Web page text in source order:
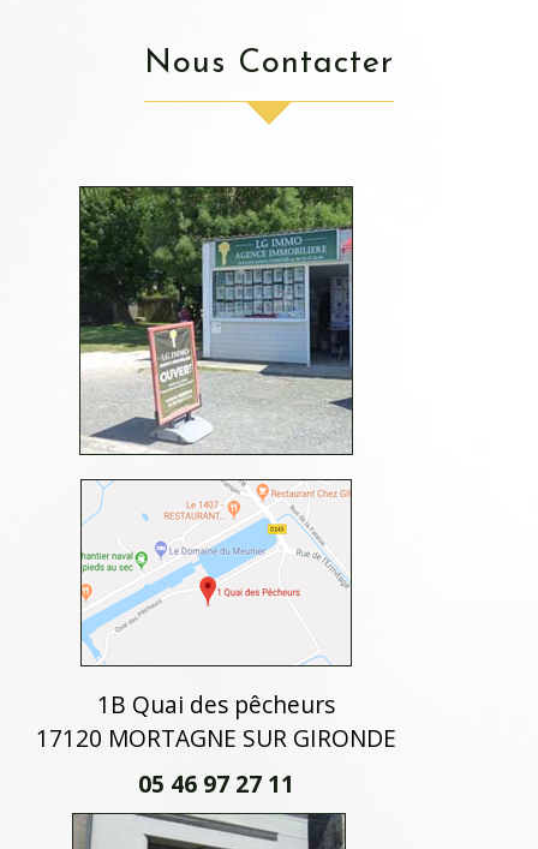
Nous Contacter
1B Quai des pêcheurs
17120 MORTAGNE SUR GIRONDE
05 46 97 27 11